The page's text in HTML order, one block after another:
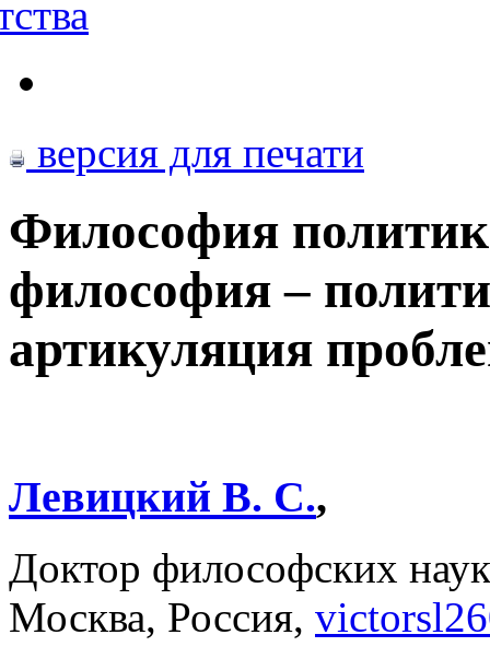
версия для печати
Философия
философия –
артикуляция
Левицкий В. С.,
Доктор философских
Москва, Россия,